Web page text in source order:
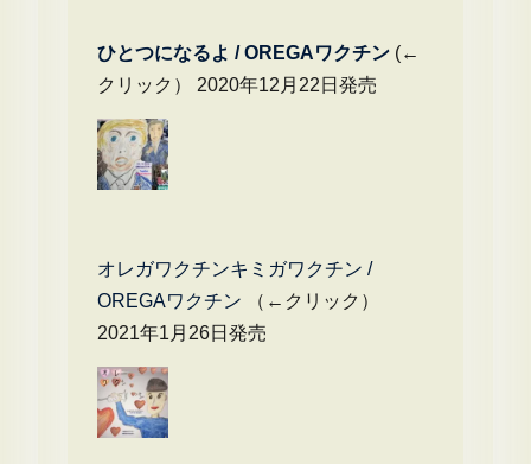
ひとつになるよ / OREGAワクチン(←
クリック） 2020年12月22日発売
オレガワクチンキミガワクチン /
OREGAワクチン （←クリック）
2021年1月26日発売